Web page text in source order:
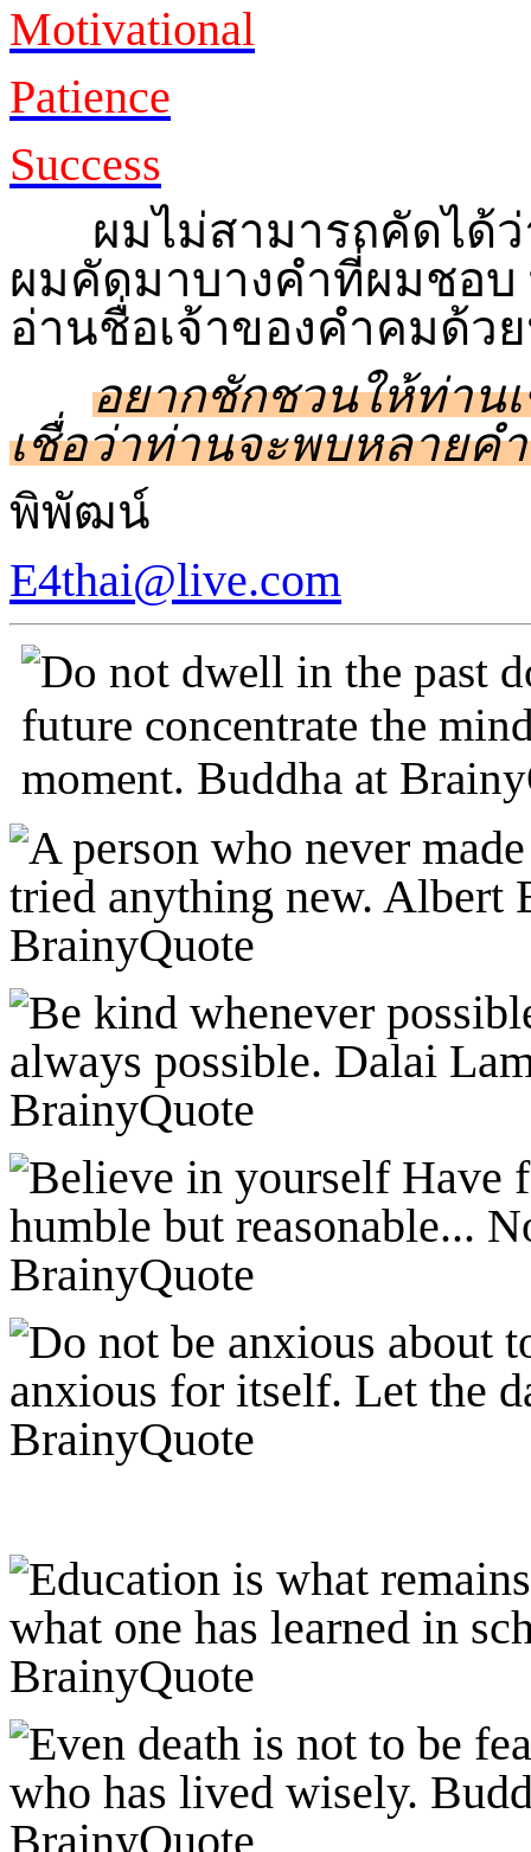
Motivational
Patience
Success
ผมไม่สามารถคัดได้ว่
ผมคัดมาบางคำที่ผมชอ
อ่านชื่อเจ้าของคำคมด้ว
อยากชักชวนให้ท่าน
เชื่อว่าท่านจะพบหลาย
พิพัฒน์
E4thai@live.com